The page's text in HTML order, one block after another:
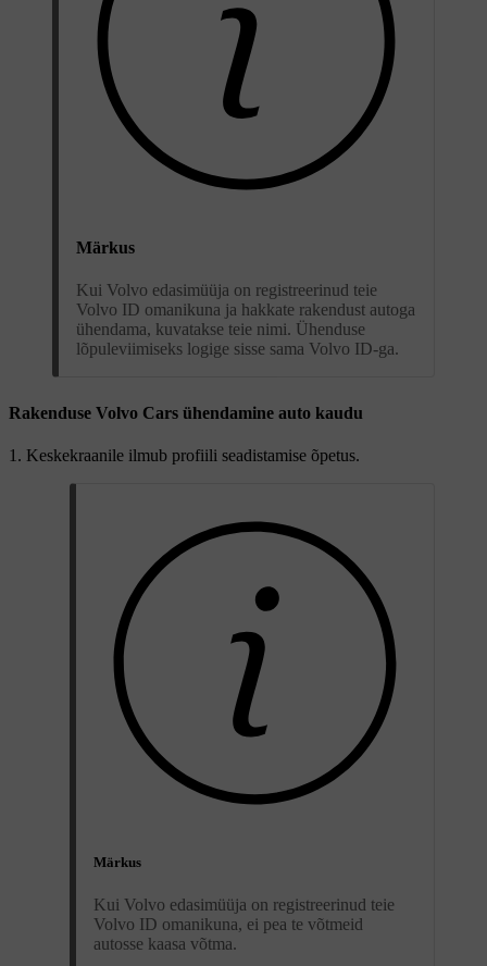
Märkus
Kui Volvo edasimüüja on registreerinud teie
Volvo ID omanikuna ja hakkate rakendust autoga
ühendama, kuvatakse teie nimi. Ühenduse
lõpuleviimiseks logige sisse sama Volvo ID-ga.
Rakenduse Volvo Cars ühendamine auto kaudu
Keskekraanile ilmub profiili seadistamise õpetus.
Märkus
Kui Volvo edasimüüja on registreerinud teie
Volvo ID omanikuna, ei pea te võtmeid
autosse kaasa võtma.